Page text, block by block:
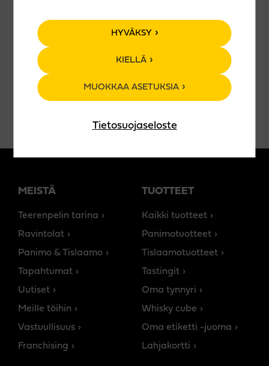
HYVÄKSY
KIELLÄ
MUOKKAA ASETUKSIA
Tietosuojaseloste
Keikan järjestää
https://www.facebook.com/itasuomenhauskimmat
MEISTÄ
Teerenpelin tarina
Ravintolat
Panimo & Tislaamo
Tapahtumat
Uutiset
Meille töihin
Vastuullisuus
Franchising
TUOTTEET
Kaikki tuotteet
Panimotuotteet
Tislaamotuotteet
Tastingit
Oma tynnyri
Whisky cube
Oma etiketti -juoma
Lahjakortti